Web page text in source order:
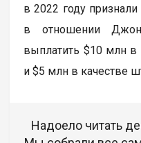
в 2022 году
в отношении
выплатить $10 млн
и $5 млн в качестве
Надоело читать